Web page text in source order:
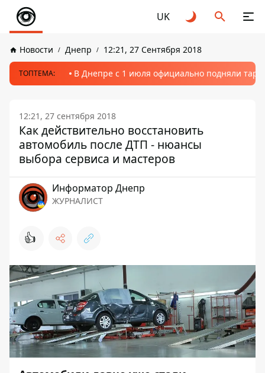
UK
Новости Днепр 12:21, 27 Сентября 2018
ТОПТЕМА: В Днепре с 1 июля официально подняли
12:21, 27 сентября 2018
Как действительно восстановить
автомобиль после ДТП - нюансы
выбора сервиса и мастеров
Информатор Днепр
ЖУРНАЛИСТ
👍